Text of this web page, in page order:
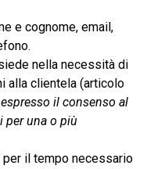
e cognome, email,
nella necessità di
alla clientela (articolo
il consenso al
per una o più
il tempo necessario